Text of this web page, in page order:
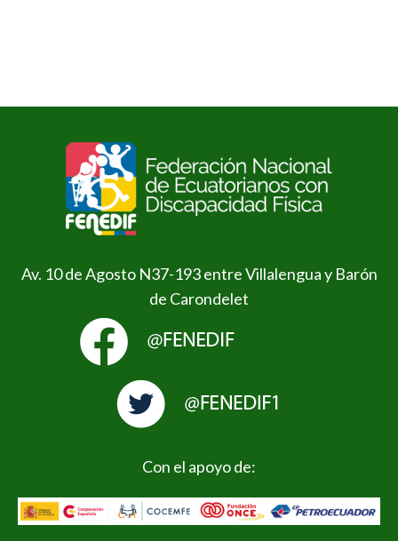
Av. 10 de Agosto N37-193 entre Villalengua y Barón
de Carondelet
Con el apoyo de: